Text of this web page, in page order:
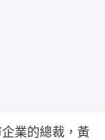
業的總裁，黃